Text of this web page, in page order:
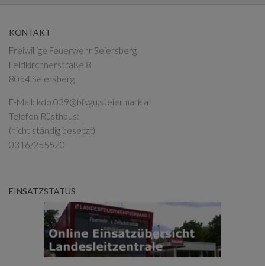
KONTAKT
Freiwillige Feuerwehr Seiersberg
Feldkirchnerstraße 8
8054 Seiersberg
E-Mail: kdo.039@bfvgu.steiermark.at
Telefon Rüsthaus:
(nicht ständig besetzt)
0316/255520
EINSATZSTATUS